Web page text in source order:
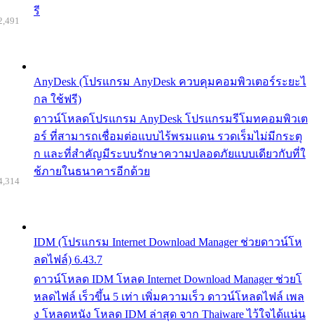
รี
AnyDesk (โปรแกรม AnyDesk ควบคุมคอมพิวเตอร์ระยะไ
กล ใช้ฟรี)
ดาวน์โหลดโปรแกรม AnyDesk โปรแกรมรีโมทคอมพิวเต
อร์ ที่สามารถเชื่อมต่อแบบไร้พรมแดน รวดเร็มไม่มีกระตุ
ก และที่สำคัญมีระบบรักษาความปลอดภัยแบบเดียวกับที่ใ
ช้ภายในธนาคารอีกด้วย
IDM (โปรแกรม Internet Download Manager ช่วยดาวน์โห
ลดไฟล์) 6.43.7
ดาวน์โหลด IDM โหลด Internet Download Manager ช่วยโ
หลดไฟล์ เร็วขึ้น 5 เท่า เพิ่มความเร็ว ดาวน์โหลดไฟล์ เพล
ง โหลดหนัง โหลด IDM ล่าสุด จาก Thaiware ไว้ใจได้แน่น